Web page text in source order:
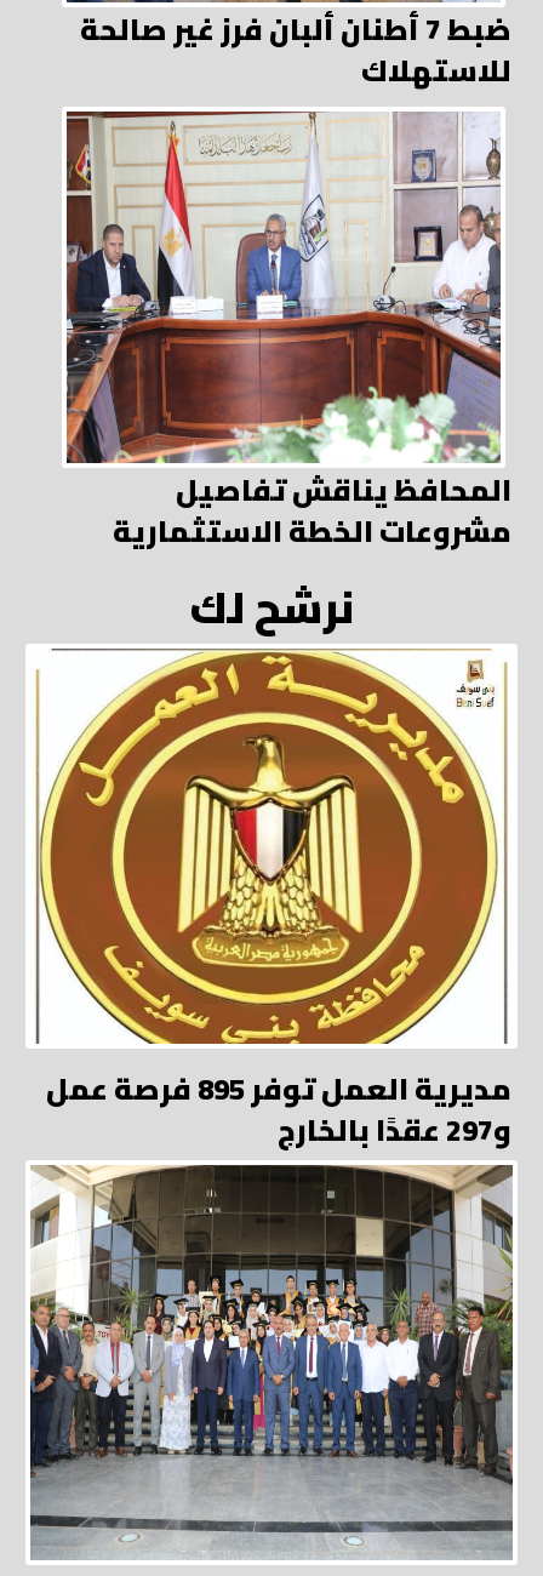
ضبط 7 أطنان ألبان فرز غير صالحة
للاستهلاك
المحافظ يناقش تفاصيل
مشروعات الخطة الاستثمارية
نرشح لك
مديرية العمل توفر 895 فرصة عمل
و297 عقدًا بالخارج